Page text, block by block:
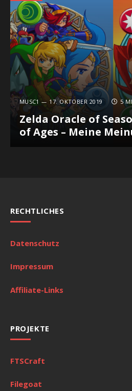
MUSC1 17. OKTOBER 2019 5
Zelda Oracle of
of Ages – Meine
RECHTLICHES
Datenschutz
Impressum
Affiliate-Links
PROJEKTE
FTSCraft
Filegoat